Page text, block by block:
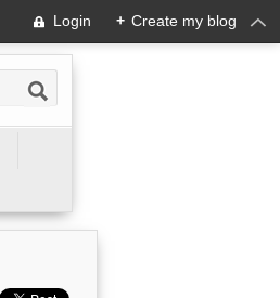
Login + Create my blog